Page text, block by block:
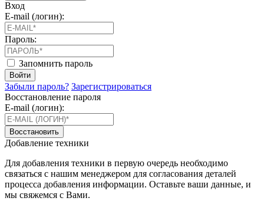
Вход
E-mail (логин):
Пароль:
Запомнить пароль
Войти
Забыли пароль? Зарегистрироваться
Восстановление пароля
E-mail (логин):
Восстановить
Добавление техники
Для добавления техники в первую очередь необходимо
связаться с нашим менеджером для согласования деталей
процесса добавления информации. Оставьте ваши данные, и
мы свяжемся с Вами.